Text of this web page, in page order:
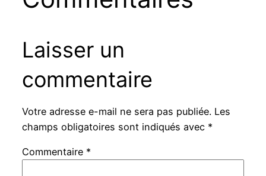
Laisser un
commentaire
Votre adresse e-mail ne sera pas publiée. Les
champs obligatoires sont indiqués avec *
Commentaire *